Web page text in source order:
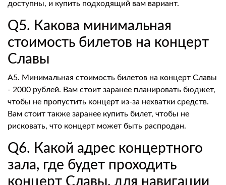
доступны, и купить подходящий вам вариант.
Q5. Какова минимальная
стоимость билетов на концерт
Славы
A5. Минимальная стоимость билетов на концерт Славы
- 2000 рублей. Вам стоит заранее планировать бюджет,
чтобы не пропустить концерт из-за нехватки средств.
Вам стоит также заранее купить билет, чтобы не
рисковать, что концерт может быть распродан.
Q6. Какой адрес концертного
зала, где будет проходить
концерт Славы, для навигации